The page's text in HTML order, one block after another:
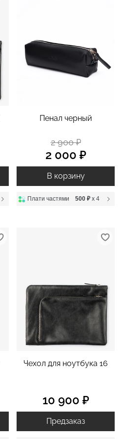
Пенал черный
2 900 ₽
2 000 ₽
В корзину
Плати частями 500 ₽ x 4
Чехол для ноутбука 16
10 900 ₽
Предзаказ